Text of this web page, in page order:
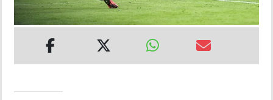
MULTIMEDIA
IMPRESO